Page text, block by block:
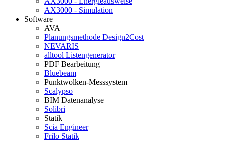
AX3000 - Simulation
Software
AVA
Planungsmethode Design2Cost
NEVARIS
alltool Listengenerator
PDF Bearbeitung
Bluebeam
Punktwolken-Messsystem
Scalypso
BIM Datenanalyse
Solibri
Statik
Scia Engineer
Frilo Statik